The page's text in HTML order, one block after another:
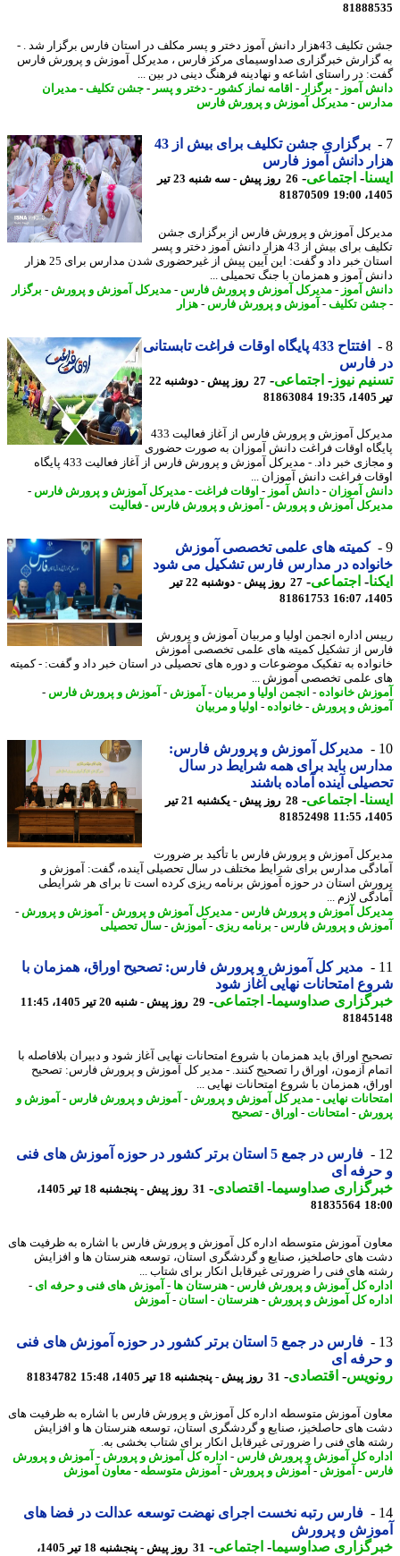
جشن تکلیف 43هزار دانش آموز دختر و پسر مکلف در استان فارس برگزار شد . -
خبرگزاری صداوسیمای مرکز فارس ، مدیرکل آموزش و پرورش فارس
در راستای اشاعه و نهادینه فرهنگ دینی در بین ...
آموز -برگزار - اقامه نماز کشور-دختر و پسر -جشن تکلیف-مدیران
-مدیرکل آموزش و پرورش فارس
برگزاری جشن تکلیف برای بیش از 43
دانش آموز فارس
-اجتماعی-
26 روز پیش - سه شنبه 23 تیر
81870509
آموزش و پرورش فارس از برگزاری جشن
تکلیف برای بیش از 43 هزار دانش آموز دختر و پسر
استان خبر داد و گفت: این آیین پیش از غیرحضوری شدن مدارس برای 25 هزار
آموز و همزمان با جنگ تحمیلی ...
آموز -مدیرکل آموزش و پرورش فارس-مدیرکل آموزش و پرورش-برگزار
تکلیف-آموزش و پرورش فارس-هزار
افتتاح 433 پایگاه اوقات فراغت تابستانی
فارس
نیوز-اجتماعی-
27 روز پیش - دوشنبه 22
81863084
مدیرکل آموزش و پرورش فارس از آغاز فعالیت 433
اوقات فراغت دانش آموزان به صورت حضوری
و مجازی خبر داد. - مدیرکل آموزش و پرورش فارس از آغاز فعالیت 433 پایگاه
فراغت دانش آموزان ...
آموزان- دانش آموز -اوقات فراغت -مدیرکل آموزش و پرورش فارس-
آموزش و پرورش-آموزش و پرورش فارس-فعالیت
کمیته های علمی تخصصی آموزش
در مدارس فارس تشکیل می شود
-اجتماعی-
27 روز پیش - دوشنبه 22 تیر
81861753
اداره انجمن اولیا و مربیان آموزش و پرورش
از تشکیل کمیته های علمی تخصصی آموزش
به تفکیک موضوعات و دوره های تحصیلی در استان خبر داد و گفت: - کمیته
علمی تخصصی آموزش ...
خانواده- انجمن اولیا و مربیان -آموزش-آموزش و پرورش فارس-
و پرورش-خانواده- اولیا و مربیان
مدیرکل آموزش و پرورش فارس:
باید برای همه شرایط در سال
آینده آماده باشند
-اجتماعی-
28 روز پیش - یکشنبه 21 تیر
81852498
آموزش و پرورش فارس با تأکید بر ضرورت
مدارس برای شرایط مختلف در سال تحصیلی آینده، گفت: آموزش و
استان در حوزه آموزش برنامه ریزی کرده است تا برای هر شرایطی
لازم ...
آموزش و پرورش فارس-مدیرکل آموزش و پرورش-آموزش و پرورش-
و پرورش فارس-برنامه ریزی - آموزش-سال تحصیلی
مدیر کل آموزش و پرورش فارس: تصحیح اوراق، همزمان با
امتحانات نهایی آغاز شود
صداوسیما-اجتماعی-29 روز پیش - شنبه 20 تیر 1405، 11:45
اوراق باید همزمان با شروع امتحانات نهایی آغاز شود و دبیران بلافاصله با
آزمون، اوراق را تصحیح کنند. - مدیر کل آموزش و پرورش فارس: تصحیح
همزمان با شروع امتحانات نهایی ...
نهایی-مدیر کل آموزش و پرورش-آموزش و پرورش فارس-آموزش و
-امتحانات-اوراق- تصحیح
فارس در جمع 5 استان برتر کشور در حوزه آموزش های فنی
ای
صداوسیما-اقتصادی-
31 روز پیش - پنجشنبه 18 تیر 1405،
81835564
آموزش متوسطه اداره کل آموزش و پرورش فارس با اشاره به ظرفیت های
های حاصلخیز، صنایع و گردشگری استان، توسعه هنرستان ها و افزایش
های فنی را ضرورتی غیرقابل انکار برای شتاب ...
کل آموزش و پرورش فارس-هنرستان ها- آموزش های فنی و حرفه ای-
کل آموزش و پرورش-هنرستان-استان-آموزش
فارس در جمع 5 استان برتر کشور در حوزه آموزش های فنی
ای
-اقتصادی-31 روز پیش - پنجشنبه 18 تیر 1405، 15:48 81834782
آموزش متوسطه اداره کل آموزش و پرورش فارس با اشاره به ظرفیت های
های حاصلخیز، صنایع و گردشگری استان، توسعه هنرستان ها و افزایش
های فنی را ضرورتی غیرقابل انکار برای شتاب بخشی به.
کل آموزش و پرورش فارس-اداره کل آموزش و پرورش-آموزش و پرورش
-آموزش-آموزش و پرورش-آموزش متوسطه-معاون آموزش
فارس رتبه نخست اجرای نهضت توسعه عدالت در فضا های
و پرورش
صداوسیما-اجتماعی- 31 روز پیش - پنجشنبه 18 تیر 1405،